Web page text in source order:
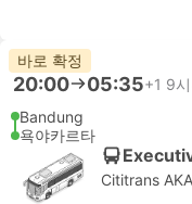
바로 확정
20:00 05:35+1 9
Bandung
욕야카르타
Cititrans